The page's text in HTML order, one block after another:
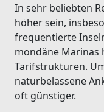
In sehr beliebten
höher sein,
frequentierte
mondäne Marinas
Tarifstrukturen.
naturbelassene
oft günstiger.